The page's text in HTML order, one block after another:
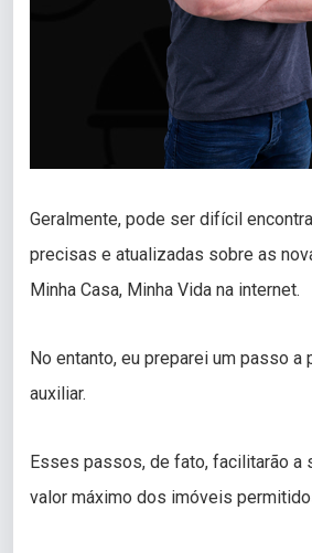
Geralmente, pode ser difícil
precisas e atualizadas sobre as
Minha Casa, Minha Vida na internet.
No entanto, eu preparei um passo a
auxiliar.
Esses passos, de fato, facilitarão a
valor máximo dos imóveis